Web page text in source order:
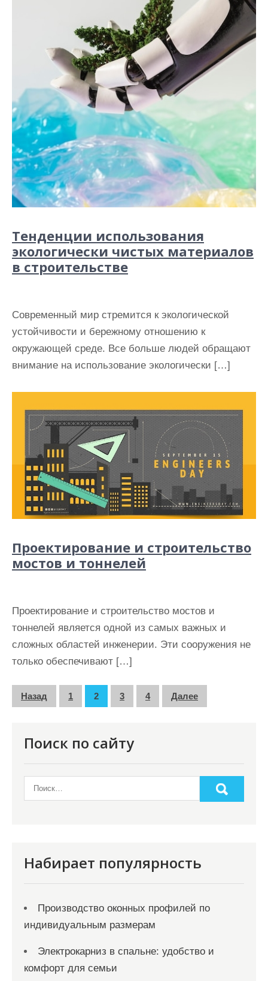
Тенденции использования
экологически чистых материалов
в строительстве
Современный мир стремится к экологической
устойчивости и бережному отношению к
окружающей среде. Все больше людей обращают
внимание на использование экологически […]
Проектирование и строительство
мостов и тоннелей
Проектирование и строительство мостов и
тоннелей является одной из самых важных и
сложных областей инженерии. Эти сооружения не
только обеспечивают […]
ПНазад 1 2 3 4 Далее
Поиск по сайту
Набирает популярность
Производство оконных профилей по
индивидуальным размерам
Электрокарниз в спальне: удобство и
комфорт для семьи